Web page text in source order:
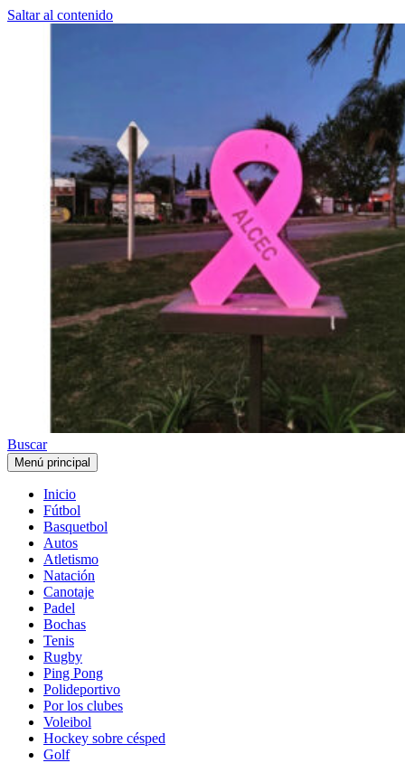
Saltar al contenido
Buscar
Menú principal
Inicio
Fútbol
Basquetbol
Autos
Atletismo
Natación
Canotaje
Padel
Bochas
Tenis
Rugby
Ping Pong
Polideportivo
Por los clubes
Voleibol
Hockey sobre césped
Golf